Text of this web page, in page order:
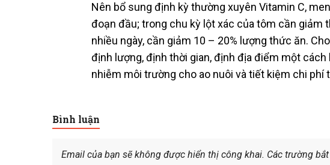
Nên bổ sung định kỳ thường xuyên Vitamin C,
đoạn đầu; trong chu kỳ lột xác của tôm cần giảm
nhiều ngày, cần giảm 10 – 20% lượng thức ăn.
định lượng, định thời gian, định địa điểm một
nhiễm môi trường cho ao nuôi và tiết kiệm chi phí
Bình luận
Email của bạn sẽ không được hiển thị công khai. Các trường